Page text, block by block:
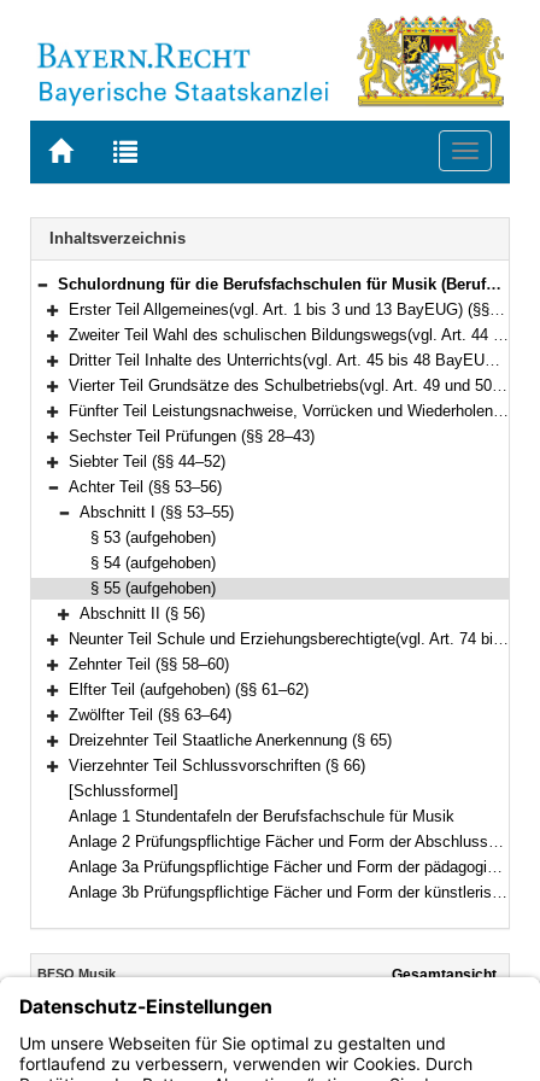
Zur
BAYERN.RECHT
Zur
letzten
Suche
Toggle
Navigation
Inhaltsverzeichnis
Bereich reduzieren
Schulordnung für die Berufsfachschulen für Musik (Berufsfachschulordnung Musik – BFSO Musik) Vom 30. September 2008 (GVBl. S. 806) BayRS 2236-4-1-3-K (§§ 1–66)
Bereich erweitern
Erster Teil Allgemeines(vgl. Art. 1 bis 3 und 13 BayEUG) (§§ 1–2)
Bereich erweitern
Zweiter Teil Wahl des schulischen Bildungswegs(vgl. Art. 44 BayEUG) (§§ 3–8)
Bereich erweitern
Dritter Teil Inhalte des Unterrichts(vgl. Art. 45 bis 48 BayEUG) (§§ 9–10)
Bereich erweitern
Vierter Teil Grundsätze des Schulbetriebs(vgl. Art. 49 und 50 BayEUG) (§§ 11–18)
Bereich erweitern
Fünfter Teil Leistungsnachweise, Vorrücken und Wiederholen, Zeugnisse (§§ 19–27)
Bereich erweitern
Sechster Teil Prüfungen (§§ 28–43)
Bereich erweitern
Siebter Teil (§§ 44–52)
Bereich reduzieren
Achter Teil (§§ 53–56)
Bereich reduzieren
Abschnitt I (§§ 53–55)
§ 53 (aufgehoben)
§ 54 (aufgehoben)
§ 55 (aufgehoben)
Bereich erweitern
Abschnitt II (§ 56)
Bereich erweitern
Neunter Teil Schule und Erziehungsberechtigte(vgl. Art. 74 bis 76 BayEUG) (§ 57)
Bereich erweitern
Zehnter Teil (§§ 58–60)
Bereich erweitern
Elfter Teil (aufgehoben) (§§ 61–62)
Bereich erweitern
Zwölfter Teil (§§ 63–64)
Bereich erweitern
Dreizehnter Teil Staatliche Anerkennung (§ 65)
Bereich erweitern
Vierzehnter Teil Schlussvorschriften (§ 66)
[Schlussformel]
Anlage 1 Stundentafeln der Berufsfachschule für Musik
Anlage 2 Prüfungspflichtige Fächer und Form der Abschlussprüfung der zweijährigen Ausbildung
Anlage 3a Prüfungspflichtige Fächer und Form der pädagogischen Zusatzprüfung
Anlage 3b Prüfungspflichtige Fächer und Form der künstlerischen Zusatzprüfung
Inhalt
BFSO Musik
Fassung: 30.09.2008
Gesamtansicht
§ 55 (aufgehoben)